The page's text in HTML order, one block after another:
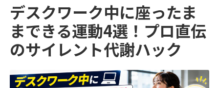
デスクワーク中に座ったま
まできる運動4選！プロ直伝
のサイレント代謝ハック